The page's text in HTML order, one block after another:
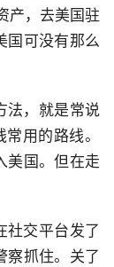
产，去美国驻
国可没有那么
法，就是常说
用的路线。
美国。但在走
社交平台发了
察抓住。关了